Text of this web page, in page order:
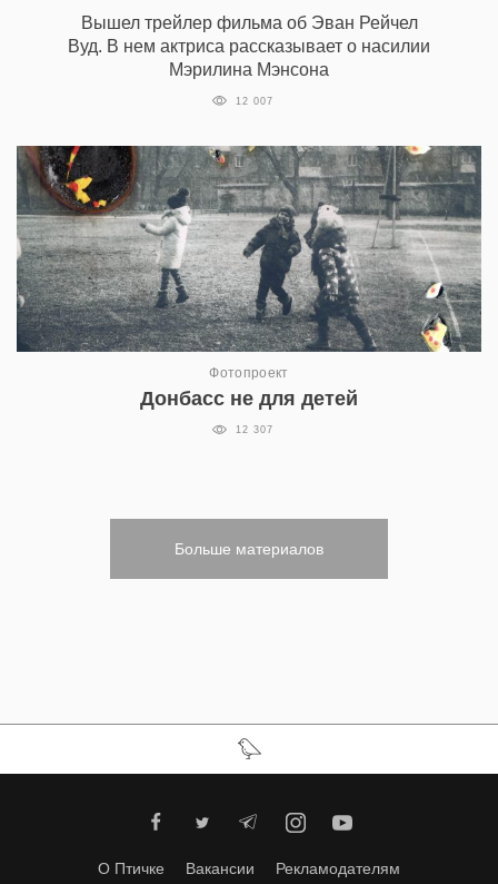
Вышел трейлер фильма об Эван Рейчел
Вуд. В нем актриса рассказывает о насилии
Мэрилина Мэнсона
12 007
Фотопроект
Донбасс не для детей
12 307
Больше материалов
О Птичке Вакансии Рекламодателям